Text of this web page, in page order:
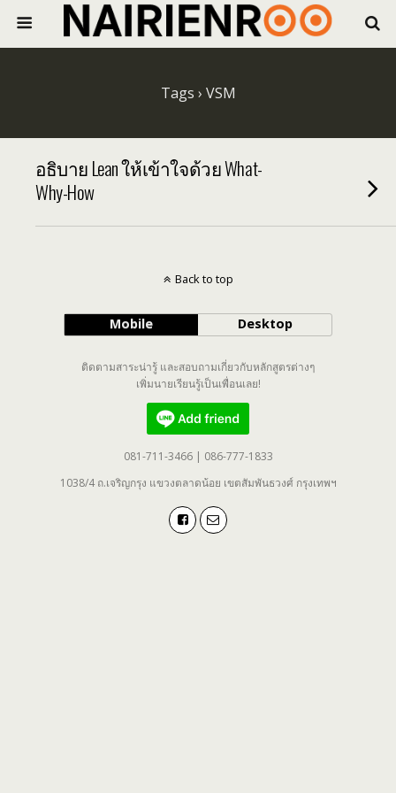
Tags › VSM
อธิบาย Lean ให้เข้าใจด้วย What-
Why-How
Back to top
Mobile Desktop
ติดตามสาระน่ารู้ และสอบถามเกี่ยวกับหลักสูตรต่างๆ
เพิ่มนายเรียนรู้เป็นเพื่อนเลย!
081-711-3466 | 086-777-1833
1038/4 ถ.เจริญกรุง แขวงตลาดน้อย เขตสัมพันธวงศ์ กรุงเทพฯ